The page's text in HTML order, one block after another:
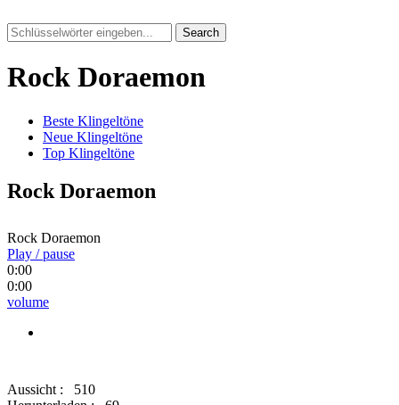
Search
Rock Doraemon
Beste Klingeltöne
Neue Klingeltöne
Top Klingeltöne
Rock Doraemon
Rock Doraemon
Play / pause
0:00
0:00
volume
Aussicht :
510